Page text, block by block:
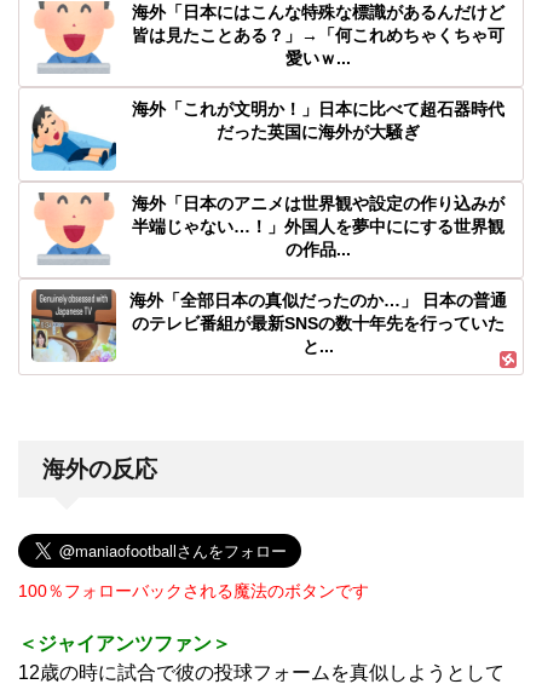
海外「日本にはこんな特殊な標識があるんだけど
皆は見たことある？」→「何これめちゃくちゃ可
愛いｗ...
海外「これが文明か！」日本に比べて超石器時代
だった英国に海外が大騒ぎ
海外「日本のアニメは世界観や設定の作り込みが
半端じゃない…！」外国人を夢中ににする世界観
の作品...
海外「全部日本の真似だったのか…」 日本の普通
のテレビ番組が最新SNSの数十年先を行っていた
と...
海外の反応
100％フォローバックされる魔法のボタンです
＜ジャイアンツファン＞
12歳の時に試合で彼の投球フォームを真似しようとして